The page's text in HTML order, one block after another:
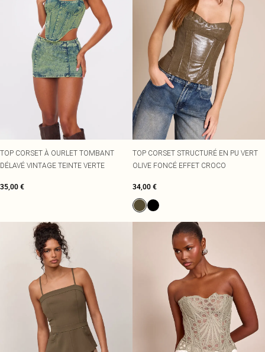
TOP CORSET À OURLET TOMBANT
DÉLAVÉ VINTAGE TEINTE VERTE
35,00 €
TOP CORSET STRUCTURÉ EN PU VERT
OLIVE FONCÉ EFFET CROCO
34,00 €